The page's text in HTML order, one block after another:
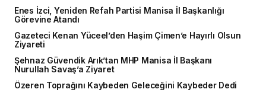
Enes İzci, Yeniden Refah Partisi Manisa İl Başkanlığı
Görevine Atandı
Gazeteci Kenan Yüceel’den Haşim Çimen’e Hayırlı Olsun
Ziyareti
Şehnaz Güvendik Arık’tan MHP Manisa İl Başkanı
Nurullah Savaş’a Ziyaret
Özeren Toprağını Kaybeden Geleceğini Kaybeder Dedi